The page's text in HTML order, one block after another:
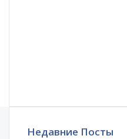
Недавние Посты